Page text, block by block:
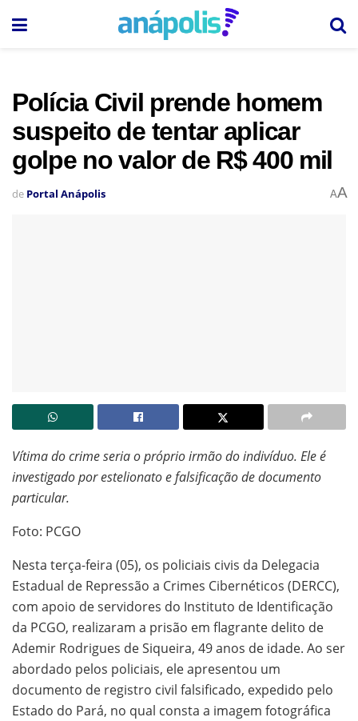
Polícia Civil prende homem
suspeito de tentar aplicar
golpe no valor de R$ 400 mil
de Portal Anápolis AA
Vítima do crime seria o próprio irmão do indivíduo. Ele é
investigado por estelionato e falsificação de documento
particular.
Foto: PCGO
Nesta terça-feira (05), os policiais civis da Delegacia
Estadual de Repressão a Crimes Cibernéticos (DERCC),
com apoio de servidores do Instituto de Identificação
da PCGO, realizaram a prisão em flagrante delito de
Ademir Rodrigues de Siqueira, 49 anos de idade. Ao ser
abordado pelos policiais, ele apresentou um
documento de registro civil falsificado, expedido pelo
Estado do Pará, no qual consta a imagem fotográfica